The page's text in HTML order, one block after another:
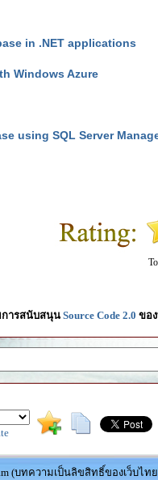
in .NET applications
Windows Azure
using SQL Server
การสนับสนุน Source Code 2.0 ขอ
(บทความเป็นลิขสิทธิ์ของเว็บไ